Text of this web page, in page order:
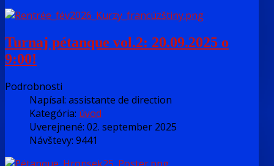
Turnaj pétanque vol.2: 20.09.2025 o
9:00!
Podrobnosti
Napísal: assistante de direction
Kategória: úvod
Uverejnené: 02. september 2025
Návštevy: 9441